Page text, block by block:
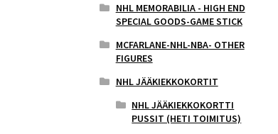
NHL MEMORABILIA - HIGH END
SPECIAL GOODS-GAME STICK
MCFARLANE-NHL-NBA- OTHER
FIGURES
NHL JÄÄKIEKKOKORTIT
NHL JÄÄKIEKKOKORTTI
PUSSIT (HETI TOIMITUS)